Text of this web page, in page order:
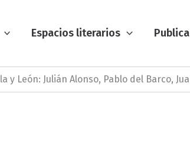
Espacios literarios
y León: Julián Alonso, Pablo del Barco,